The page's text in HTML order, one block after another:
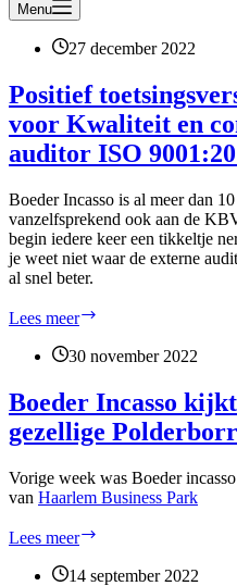
Menu
27 december 2022
Positief
voor Kwaliteit en
auditor ISO
Boeder Incasso is al meer dan
vanzelfsprekend ook aan de
begin iedere keer een tikkeltje
je weet niet waar de externe
al snel beter.
Lees meer
KBVG
voor
Kwaliteit
en
complimenten
de
auditor
30 november 2022
Boeder Incasso
gezellige
Vorige week was Boeder
van Haarlem Business Park
Lees meer
kijkt
14 september 2022